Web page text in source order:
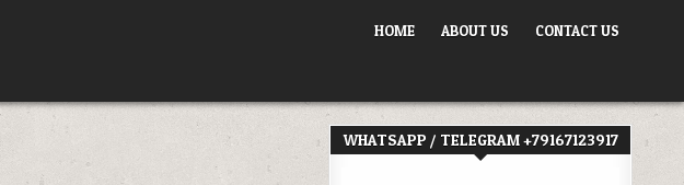
HOME ABOUT US CONTACT US
WHATSAPP / TELEGRAM +79167123917